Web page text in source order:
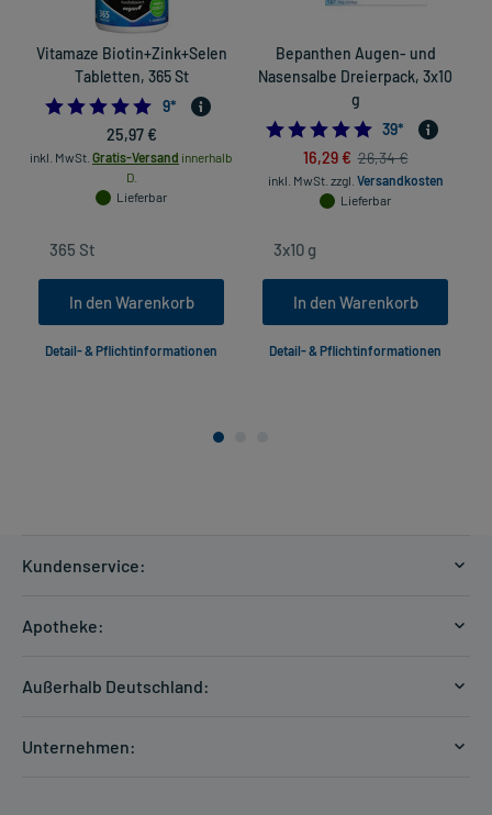
Vitamaze Biotin+Zink+Selen
Tabletten, 365 St
5.0
9*
25,97 €
inkl. MwSt. Gratis-Versand innerhalb
D.
Lieferbar
In den Warenkorb
Detail- & Pflichtinformationen
Bepanthen Augen- und
Nasensalbe Dreierpack, 3x10
g
39*
16,29 € 26,34 €
inkl. MwSt. zzgl. Versandkosten
Lieferbar
In den Warenkorb
Detail- & Pflichtinformationen
Kundenservice:
Hilfe
Apotheke:
Außerhalb Deutschland:
Unternehmen: